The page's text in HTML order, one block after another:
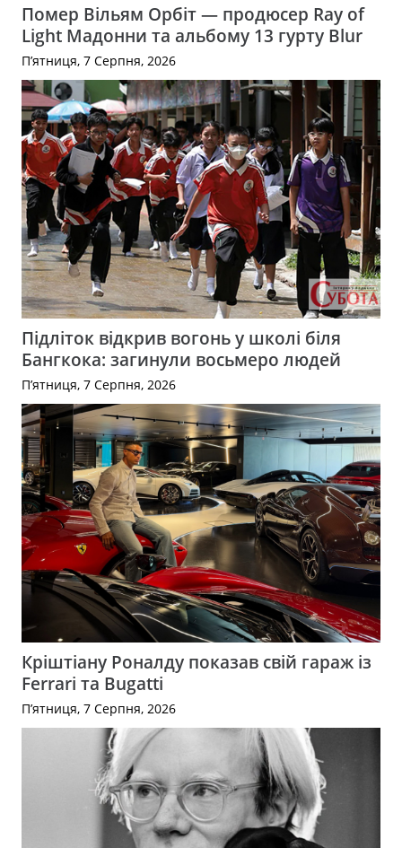
Помер Вільям Орбіт — продюсер Ray of
Light Мадонни та альбому 13 гурту Blur
П’ятниця, 7 Серпня, 2026
Підліток відкрив вогонь у школі біля
Бангкока: загинули восьмеро людей
П’ятниця, 7 Серпня, 2026
Кріштіану Роналду показав свій гараж із
Ferrari та Bugatti
П’ятниця, 7 Серпня, 2026